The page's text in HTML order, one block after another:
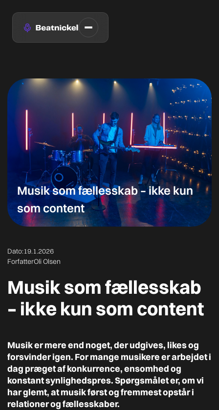
Musik som fællesskab – ikke kun
som content
Dato:19.1.2026
ForfatterOli Olsen
Musik som fællesskab
– ikke kun som content
Musik er mere end noget, der udgives, likes og
forsvinder igen. For mange musikere er arbejdet i
dag præget af konkurrence, ensomhed og
konstant synlighedspres. Spørgsmålet er, om vi
har glemt, at musik først og fremmest opstår i
relationer og fællesskaber.